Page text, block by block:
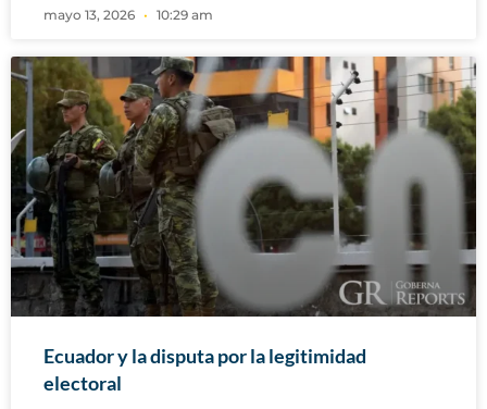
mayo 13, 2026 10:29 am
Ecuador y la disputa por la legitimidad
electoral